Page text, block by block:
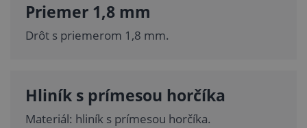
Priemer 1,8 mm
Drôt s priemerom 1,8 mm.
Hliník s prímesou horčíka
Materiál: hliník s prímesou horčíka.